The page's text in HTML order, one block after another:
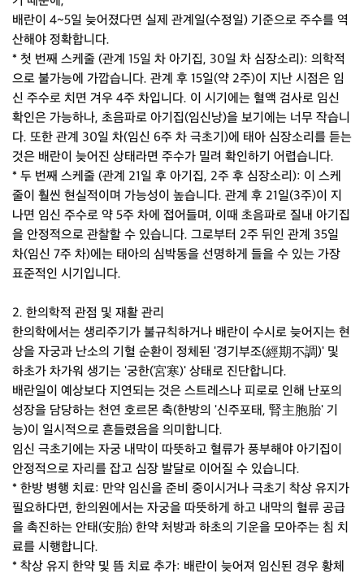
배란이 4~5일 늦어졌다면 실제 관계일(수정일) 기준으로 주수를 역
산해야 정확합니다.
* 첫 번째 스케줄 (관계 15일 차 아기집, 30일 차 심장소리): 의학적
으로 불가능에 가깝습니다. 관계 후 15일(약 2주)이 지난 시점은 임
신 주수로 치면 겨우 4주 차입니다. 이 시기에는 혈액 검사로 임신
확인은 가능하나, 초음파로 아기집(임신낭)을 보기에는 너무 작습니
다. 또한 관계 30일 차(임신 6주 차 극초기)에 태아 심장소리를 듣는
것은 배란이 늦어진 상태라면 주수가 밀려 확인하기 어렵습니다.
* 두 번째 스케줄 (관계 21일 후 아기집, 2주 후 심장소리): 이 스케
줄이 훨씬 현실적이며 가능성이 높습니다. 관계 후 21일(3주)이 지
나면 임신 주수로 약 5주 차에 접어들며, 이때 초음파로 질내 아기집
을 안정적으로 관찰할 수 있습니다. 그로부터 2주 뒤인 관계 35일
차(임신 7주 차)에는 태아의 심박동을 선명하게 들을 수 있는 가장
표준적인 시기입니다.
2. 한의학적 관점 및 재활 관리
한의학에서는 생리주기가 불규칙하거나 배란이 수시로 늦어지는 현
상을 자궁과 난소의 기혈 순환이 정체된 '경기부조(經期不調)' 및
하초가 차가워 생기는 '궁한(宮寒)' 상태로 진단합니다.
배란일이 예상보다 지연되는 것은 스트레스나 피로로 인해 난포의
성장을 담당하는 천연 호르몬 축(한방의 '신주포태, 腎主胞胎' 기
능)이 일시적으로 흔들렸음을 의미합니다.
임신 극초기에는 자궁 내막이 따뜻하고 혈류가 풍부해야 아기집이
안정적으로 자리를 잡고 심장 발달로 이어질 수 있습니다.
* 한방 병행 치료: 만약 임신을 준비 중이시거나 극초기 착상 유지가
필요하다면, 한의원에서는 자궁을 따뜻하게 하고 내막의 혈류 공급
을 촉진하는 안태(安胎) 한약 처방과 하초의 기운을 모아주는 침 치
료를 시행합니다.
* 착상 유지 한약 및 뜸 치료 추가: 배란이 늦어져 임신된 경우 황체